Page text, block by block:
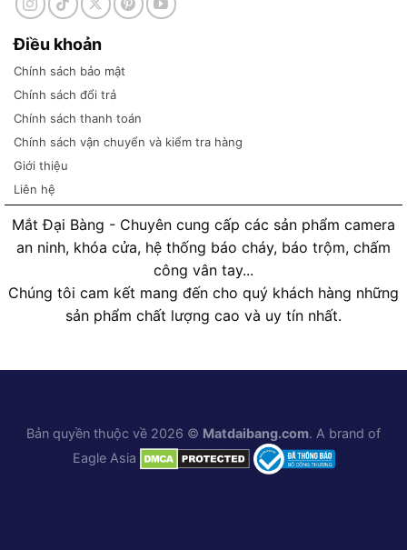
Điều khoản
Chính sách bảo mật
Chính sách đổi trả
Chính sách thanh toán
Chính sách vận chuyển và kiểm tra hàng
Giới thiệu
Liên hệ
Mắt Đại Bàng - Chuyên cung cấp các sản phẩm camera
an ninh, khóa cửa, hệ thống báo cháy, báo trộm, chấm
công vân tay...
Chúng tôi cam kết mang đến cho quý khách hàng những
sản phẩm chất lượng cao và uy tín nhất.
Bản quyền thuộc về 2026 © Matdaibang.com. A brand of
Eagle Asia